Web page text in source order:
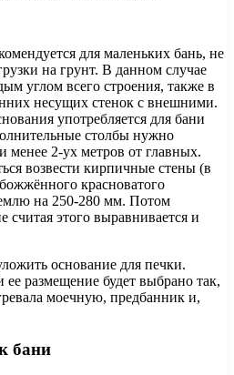
для маленьких бань, не
на грунт. В данном случае
углом всего строения, также в
несущих стенок с внешними.
употребляется для бани
столбы нужно
менее 2-ух метров от главных.
возвести кирпичные стены (в
красноватого
на 250-280 мм. Потом
считая этого выравнивается и
основание для печки.
ее размещение будет выбрано так,
моечную, предбанник и,
бани